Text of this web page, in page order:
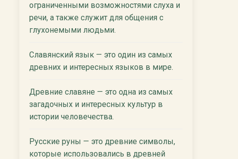
ограниченными возможностями слуха и
речи, а также служит для общения с
глухонемыми людьми.
Славянский язык — это один из самых
древних и интересных языков в мире.
Древние славяне — это одна из самых
загадочных и интересных культур в
истории человечества.
Русские руны — это древние символы,
которые использовались в древней